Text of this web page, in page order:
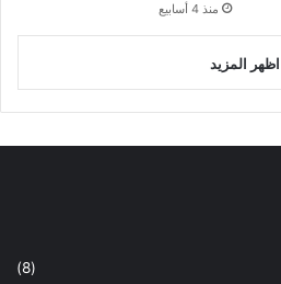
منذ 4 أسابيع
اظهر المزيد
(8)